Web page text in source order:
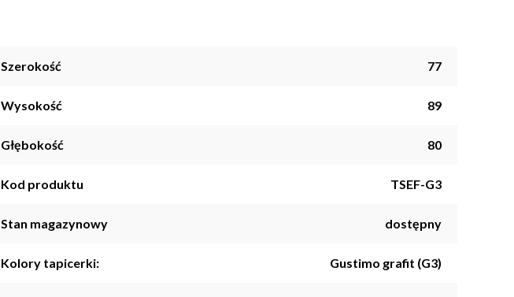
Szerokość 77
Wysokość 89
Głębokość 80
Kod produktu TSEF-G3
Stan magazynowy dostępny
Kolory tapicerki: Gustimo grafit (G3)